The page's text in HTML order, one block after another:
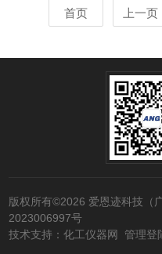
首页 上一页
版权所有©2026 爱恩迹科技（
2023006997号
技术支持：化工仪器网 管理登